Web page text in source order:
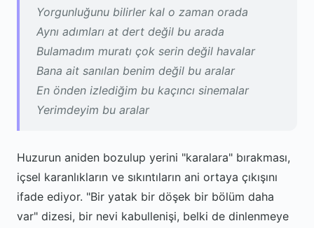
Yorgunluğunu bilirler kal o zaman orada
Aynı adımları at dert değil bu arada
Bulamadım muratı çok serin değil havalar
Bana ait sanılan benim değil bu aralar
En önden izlediğim bu kaçıncı sinemalar
Yerimdeyim bu aralar
Huzurun aniden bozulup yerini "karalara" bırakması,
içsel karanlıkların ve sıkıntıların ani ortaya çıkışını
ifade ediyor. "Bir yatak bir döşek bir bölüm daha
var" dizesi, bir nevi kabullenişi, belki de dinlenmeye